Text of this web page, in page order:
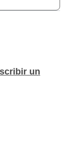
un